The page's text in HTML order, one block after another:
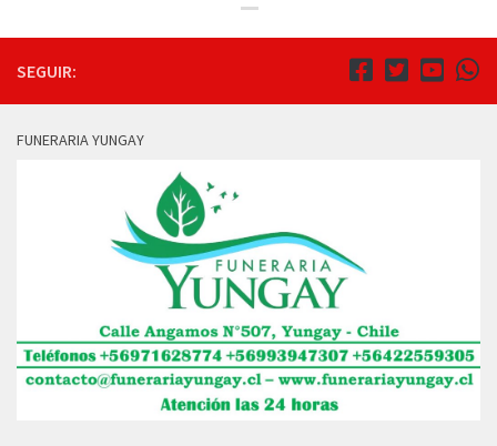
SEGUIR:
FUNERARIA YUNGAY